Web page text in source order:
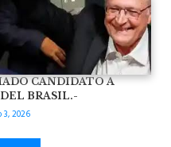
CANDIDATO A
BRASIL.-
3, 2026